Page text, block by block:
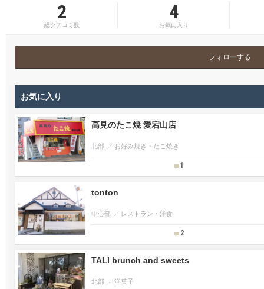
2
総クチコミ数
4
お気に入り
フォローする
お気に入り
高見のたこ焼 愛宕山店
北部 お好み焼き・たこ焼き
1
tonton
中心部 レストラン・洋食
2
TALI brunch and sweets
北部 洋菓子